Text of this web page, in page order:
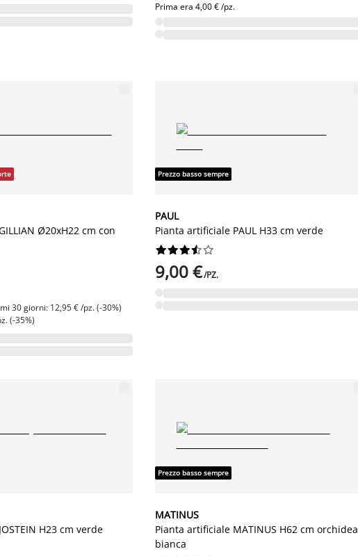
Prima era 4,00 € /pz.
Ø20xH22 cm con
30 giorni: 12,95 € /pz. (-30%)
(-35%)
Prezzo basso sempre
PAUL
Pianta artificiale PAUL H33 cm verde






9,00 €/PZ.
H23 cm verde
Prezzo basso sempre
MATINUS
Pianta artificiale MATINUS H62 cm orchidea
bianca